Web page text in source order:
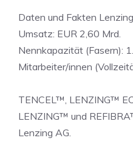
Daten und Fakten
Umsatz: EUR 2,60 Mrd.
Nennkapazität (Fasern):
Mitarbeiter/innen
TENCEL™, LENZING™
LENZING™ und
Lenzing AG.